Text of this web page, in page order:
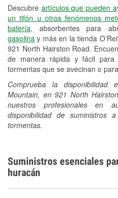
Descubre artículos que pueden
un tifón u otros fenómenos
batería, absorbentes para
gasolina y más en la tienda
921 North Hairston Road.
de manera rápida y fácil
tormentas que se avecinan o
Comprueba la
Mountain, en 921 North
nuestros profesionales en
disponibilidad de suministros
tormentas.
Suministros esenciales
huracán